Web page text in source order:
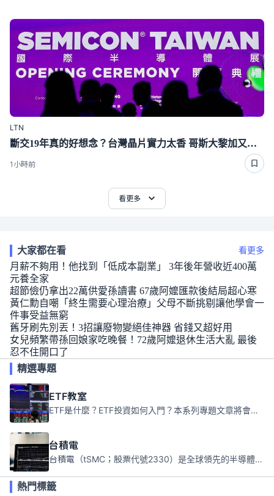
LTN
斷交19年真的好想念？台灣晶片實力太香 哥斯大黎加又要來台了
1小時前
看更多
大家都在看 看更多
月薪不夠用！他找到「低成本副業」 3年後年營收近400萬
元養全家
超節儉仍拿出22萬供愛孫讀書 67歲阿嬤匯款後結局超心寒
黃仁勳自嘲「終生需要心理治療」父母不斷挑剔讓他學會一
件事受益無窮
舊牙刷先別丟！3招讓廢物變絕佳神器 省錢又超好用
女兒頻繁帶孫回娘家吃晚餐！72歲阿嬤退休生活大亂 最後
忍不住開口了
精選專題
ETF教室
ETF是什麼？ETF投資如何入門？本系列專題文章將會告訴你新手必須知道的ETF基礎知識。
台積電
台積電（tSMC；股票代號2330）是全球領先的半導體代工公司，成立於1987年，總部位於台灣新竹。且已於美國、日本、德國及中國設廠，台積電是全球首家專業積體電路製造服務公司，也是全球最先進和最大規模的半導體代工廠。
熱門標籤